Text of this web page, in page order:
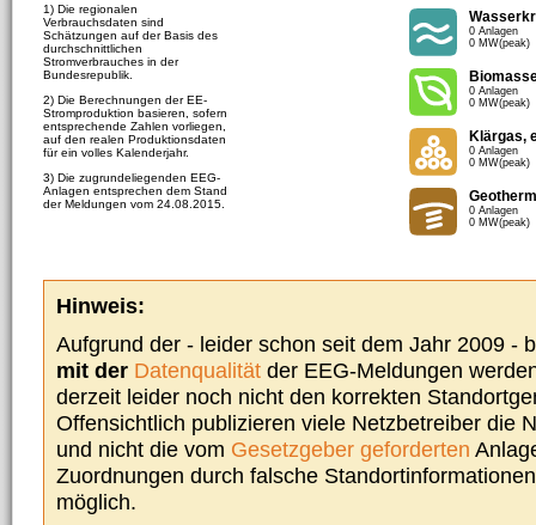
1) Die regionalen
Verbrauchsdaten sind
Schätzungen auf der Basis des
durchschnittlichen
Stromverbrauches in der
Bundesrepublik.
2) Die Berechnungen der EE-
Stromproduktion basieren, sofern
entsprechende Zahlen vorliegen,
auf den realen Produktionsdaten
für ein volles Kalenderjahr.
3) Die zugrundeliegenden EEG-
Anlagen entsprechen dem Stand
der Meldungen vom 24.08.2015.
0 Anlagen
0 MW(peak)
0 Anlagen
0 MW(peak)
Klärgas,
0 Anlagen
0 MW(peak)
0 Anlagen
0 MW(peak)
Hinweis:
Aufgrund der - leider schon seit dem Jahr 2009 -
mit der Datenqualität der EEG-Meldungen
derzeit leider noch nicht den korrekten
Offensichtlich publizieren viele Netzbetreiber die
und nicht die vom Gesetzgeber geforderten
Zuordnungen durch falsche
möglich.